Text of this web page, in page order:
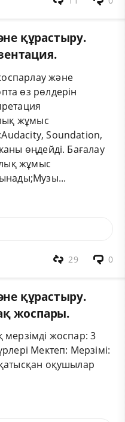
құрастыру.
және
өз рөлдерін
жұмыс
Soundation,
өңдейді. Бағалау
жұмыс
0
29
құрастыру.
жоспары.
мерзімді жоспар: 3
Мектеп: Мерзімі:
оқушылар